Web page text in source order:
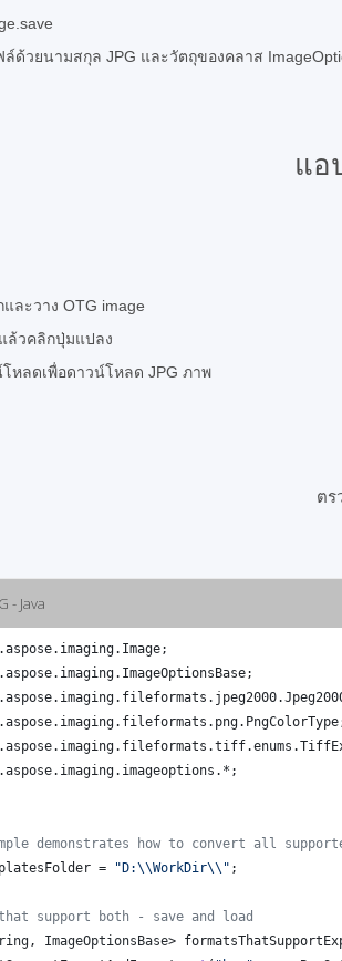
ล์ด้วยนามสกุล JPG และวัตถุของคลาส
แอ
และวาง OTG image
ล้วคลิกปุ่มแปลง
หลดเพื่อดาวน์โหลด JPG ภาพ
ตร
- Java
.aspose. imaging. Image;
.aspose. imaging. ImageOptionsBase;
.aspose. imaging. fileformats . jpeg2000.
.aspose. imaging. fileformats . png. PngColorType
.aspose. imaging. fileformats .tiff.enums .
.aspose. imaging. imageoptions .*;
demonstrates how to convert all
= "D:\\WorkDir\\ " ;
support both - save and load
, ImageOptionsBase>